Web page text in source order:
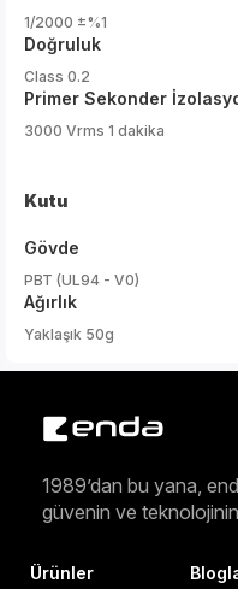
1/2000 ±%1
Doğruluk
Class 0.2
Primer Sekonder
3000 Vrms 1 dakika
Kutu
Gövde
PBT (UL94 - V0)
Ağırlık
Yaklaşık 50g
1989’dan bu yana,
güvenin ve teknolojinin
Ürünler